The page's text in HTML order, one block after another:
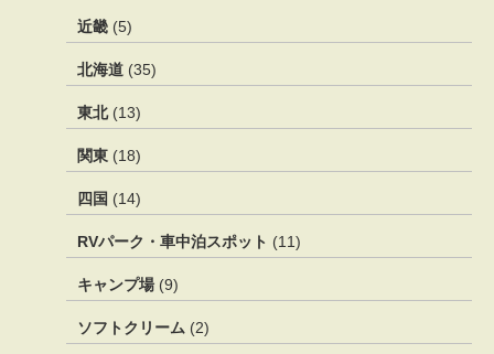
近畿 (5)
北海道 (35)
東北(13)
関東 (18)
四国 (14)
RVパーク・車中泊スポット (11)
キャンプ場 (9)
ソフトクリーム (2)